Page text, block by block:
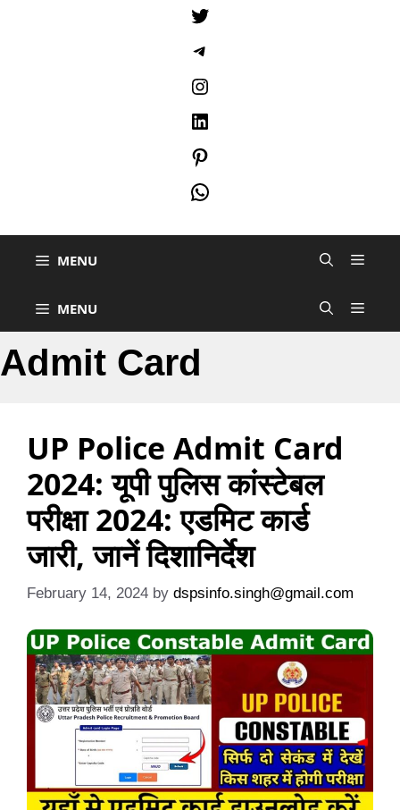
MENU
MENU
Admit Card
UP Police Admit Card
2024: यूपी पुलिस कांस्टेबल
परीक्षा 2024: एडमिट कार्ड
जारी, जानें दिशानिर्देश
February 14, 2024 by dspsinfo.singh@gmail.com